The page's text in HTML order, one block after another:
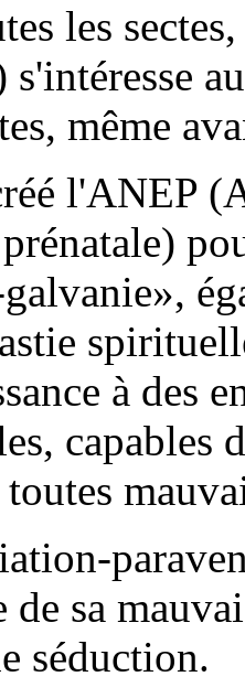
les
même
l'ANEP
à des
capables
sa
séduction.